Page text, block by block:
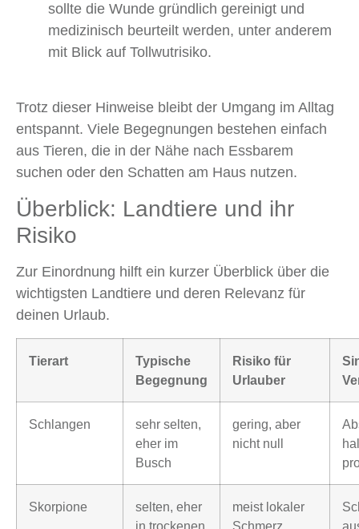
sollte die Wunde gründlich gereinigt und
medizinisch beurteilt werden, unter anderem
mit Blick auf Tollwutrisiko.
Trotz dieser Hinweise bleibt der Umgang im Alltag
entspannt. Viele Begegnungen bestehen einfach
aus Tieren, die in der Nähe nach Essbarem
suchen oder den Schatten am Haus nutzen.
Überblick: Landtiere und ihr
Risiko
Zur Einordnung hilft ein kurzer Überblick über die
wichtigsten Landtiere und deren Relevanz für
deinen Urlaub.
Tierart
Typische
Begegnung
Risiko für
Urlauber
Schlangen
sehr selten,
eher im
Busch
gering, aber
nicht null
Skorpione
selten, eher
meist lokaler